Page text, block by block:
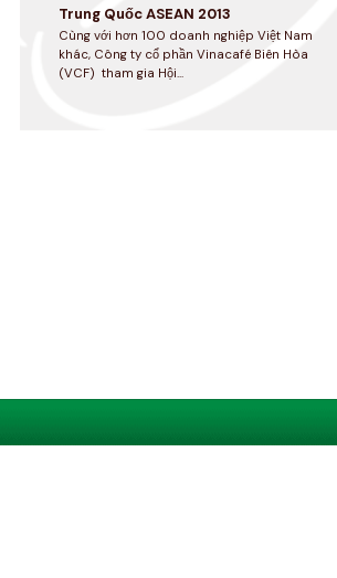
Trung Quốc ASEAN 2013
Cùng với hơn 100 doanh nghiệp Việt Nam
khác, Công ty cổ phần Vinacafé Biên Hòa
(VCF) tham gia Hội...